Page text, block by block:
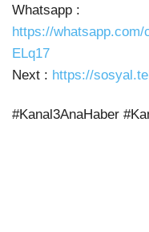
Whatsapp :
https://whatsapp.com/
ELq17
Next : https://
#Kanal3AnaHaber